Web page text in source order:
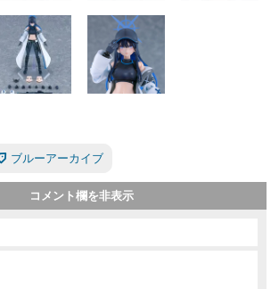
ブルーアーカイブ
コメント欄を非表示